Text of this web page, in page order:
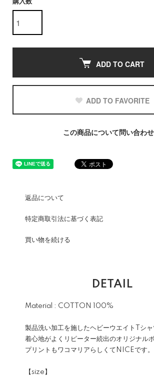
購入数
ADD TO CART
ADD TO FAVORITE
この商品について問い合わ
返品について
特定商取引法に基づく表記
買い物を続ける
DETAIL
Material : COTTON 100%
製品洗い加工を施したヘビーウエイトTシャ
着心地がよくリピーター続出のオリジナル
プリントもワコマリアらしくてNICEです。
【size】